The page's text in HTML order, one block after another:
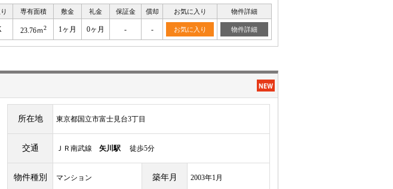
専有面積 敷金 礼金 保証金 償却 お気に入り 物件詳細
23.76ｍ2 1ヶ月 0ヶ月 - - お気に入り 物件詳細
所在地 東京都国立市富士見台3丁目
交通 ＪＲ南武線 矢川駅 徒歩5分
物件種別 マンション 築年月 2003年1月